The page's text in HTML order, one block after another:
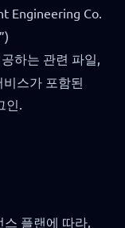
Engineering Co.
하는 관련 파일,
스가 포함된
.
스 플랜에 따라,